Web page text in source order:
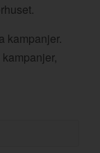
kampanjer.